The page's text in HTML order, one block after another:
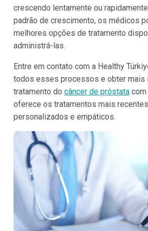
crescendo lentamente ou
padrão de crescimento, os médicos
melhores opções de tratamento
administrá-las.
Entre em contato com a Healthy
todos esses processos e obter mais
tratamento do câncer de próstatacom
oferece os tratamentos mais
personalizados e empáticos.